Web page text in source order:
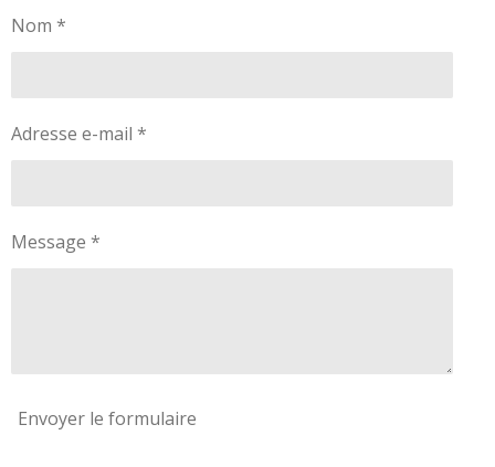
Nom *
Adresse e-mail *
Message *
Envoyer le formulaire